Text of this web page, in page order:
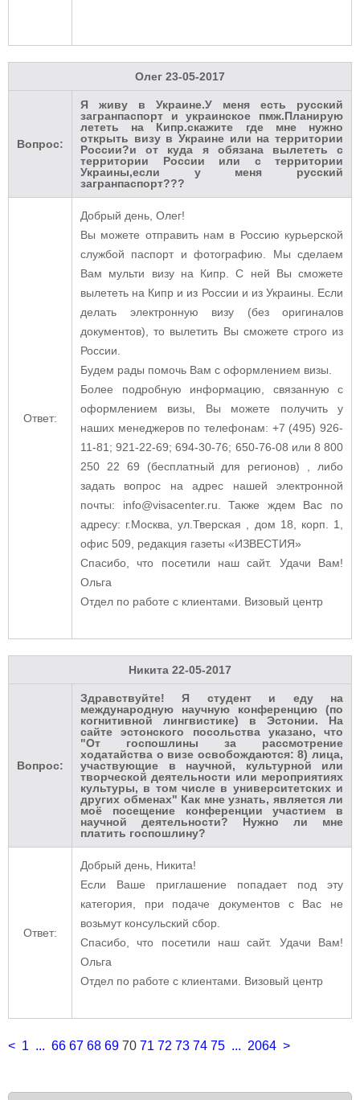
Олег 23-05-2017
Вопрос:
Я живу в Украине.У меня есть русский
загранпаспорт и украинское пмж.Планирую
лететь на Кипр.скажите где мне нужно
открыть визу в Украине или на территории
России?и от куда я обязана вылететь с
территории России или с территории
Украины,если у меня русский
загранпаспорт???
Ответ:
Добрый день, Олег!
Вы можете отправить нам в Россию курьерской
службой паспорт и фотографию. Мы сделаем
Вам мульти визу на Кипр. С ней Вы сможете
вылететь на Кипр и из России и из Украины. Если
делать электронную визу (без оригиналов
документов), то вылетить Вы сможете строго из
России.
Будем рады помочь Вам с оформлением визы.
Более подробную информацию, связанную с
оформлением визы, Вы можете получить у
наших менеджеров по телефонам: +7 (495) 926-
11-81; 921-22-69; 694-30-76; 650-76-08 или 8 800
250 22 69 (бесплатный для регионов) , либо
задать вопрос на адрес нашей электронной
почты: info@visacenter.ru. Также ждем Вас по
адресу: г.Москва, ул.Тверская , дом 18, корп. 1,
офис 509, редакция газеты «ИЗВЕСТИЯ»
Спасибо, что посетили наш сайт. Удачи Вам!
Ольга
Отдел по работе с клиентами. Визовый центр
Никита 22-05-2017
Вопрос:
Здравствуйте! Я студент и еду на
международную научную конференцию (по
когнитивной лингвистике) в Эстонии. На
сайте эстонского посольства указано, что
"От госпошлины за рассмотрение
ходатайства о визе освобождаются: 8) лица,
участвующие в научной, культурной или
творческой деятельности или мероприятиях
культуры, в том числе в университетских и
других обменах" Как мне узнать, является ли
моё посещение конференции участием в
научной деятельности? Нужно ли мне
платить госпошлину?
Ответ:
Добрый день, Никита!
Если Ваше приглашение попадает под эту
категория, при подаче документов с Вас не
возьмут консульский сбор.
Спасибо, что посетили наш сайт. Удачи Вам!
Ольга
Отдел по работе с клиентами. Визовый центр
< 1 ... 66 67 68 69 70 71 72 73 74 75 ... 2064 >